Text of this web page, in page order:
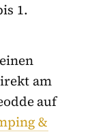
1.
am
auf
&